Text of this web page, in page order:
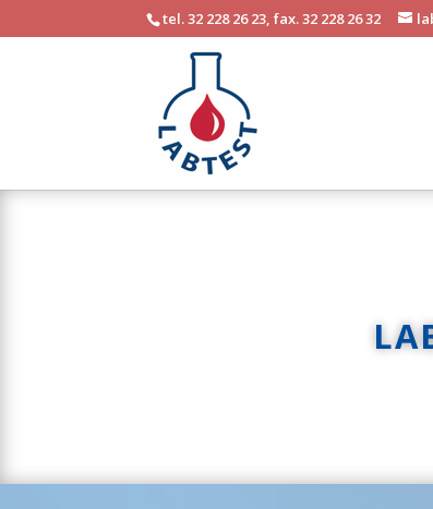
tel. 32 228 26 23, fax. 32 228 26 32